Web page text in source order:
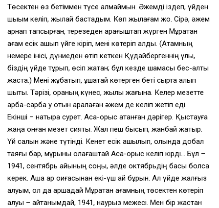
Төсектен өз бетіммен түсе алмаймын. Әжемді іздеп, үйден
шыққым келіп, жылай бастадым. Көп жылағам жоқ. Сірә, әжем
арнап тапсырған, терезеден қарағыштап жүрген Мұратқан
ағам есік ашып үйге кіріп, мені көтеріп алды. (Атамның
немере інісі, дүниеден өтіп кеткен Құдайбергеннің ұлы,
біздің үйде тұрып, өсіп жатқан; бұл кезде шамасы бес-алты
жаста.) Мені жұбатып, құшақтай көтерген беті сыртқа алып
шықты. Тәрізі, қораның күнес, жылы жағына. Келер мезетте
арбақ-сарбақ қу отын арқалаған әжем де келіп жетіп еді.
Екінші – нақтырақ сурет. Ақсақ-орыс атанған дәрігер. Қыстауға
жаңа қонған мезет сияқты. Жал пеш бықсып, жанбай жатыр.
Үй салқын және түтінді. Кенет есік ашылып, қолында добал
таяғы бар, мұрыны қолағаштай Ақсақ-орыс келіп кірді… Бұл –
1941, сентябрь айының соңы, әлде октябрьдің басы болса
керек. Ақша қар оқиғасынан екі-үш ай бұрын. Ал үйде жалғыз
қалуым, ол да қаршадай Мұратқан ағамның төсектен көтеріп
алуы – айтқанымдай, 1941, наурыз межесі. Мен бір жастан